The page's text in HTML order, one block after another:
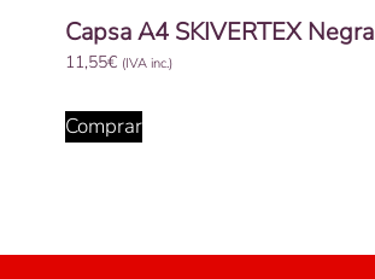
Capsa A4 SKIVERTEX Negra
11,55€ (IVA inc.)
Comprar